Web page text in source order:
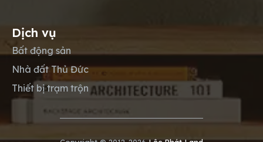
Dịch vụ
Bất động sản
Nhà đất Thủ Đức
Thiết bị trạm trộn